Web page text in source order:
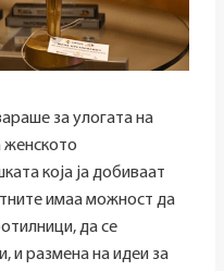
за улогата на
женското
која ја добиваат
имаа можност да
да се
и размена на идеи за